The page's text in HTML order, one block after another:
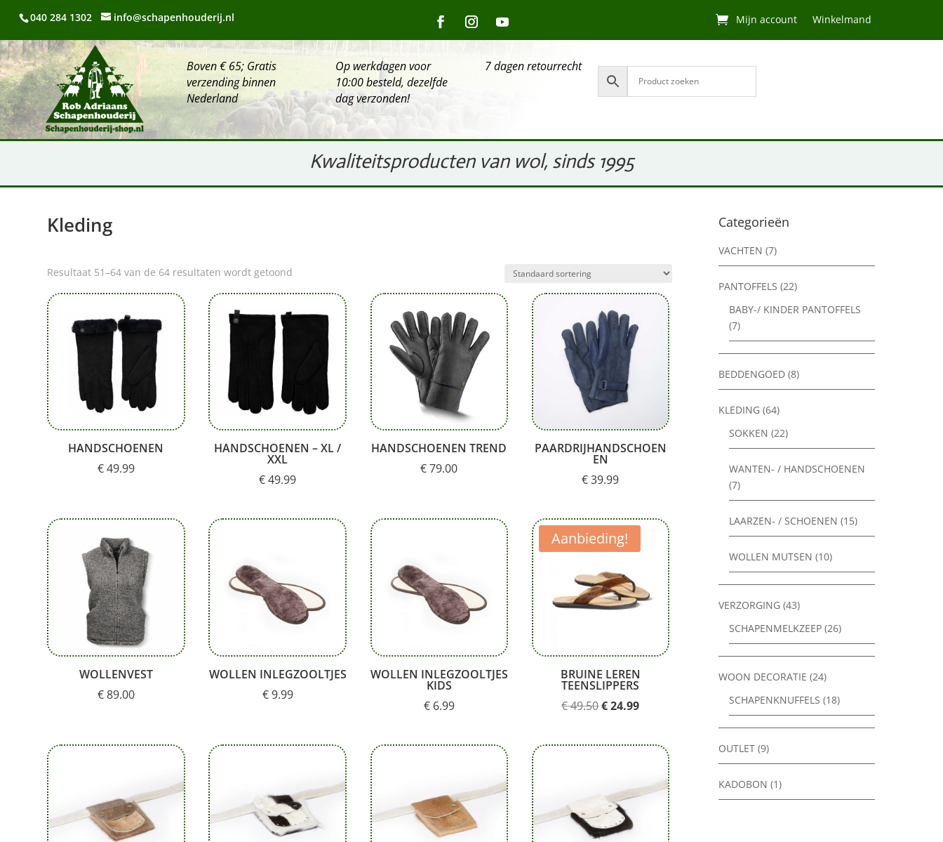
040 284 1302 info@schapenhouderij.nl Mijn account Winkelmand
Boven € 65; Gratis
verzending binnen
Nederland
Op werkdagen voor
10:00 besteld, dezelfde
dag verzonden!
7 dagen retourrecht
Kwaliteitsproducten van wol, sinds 1995
Kleding
Resultaat 51–64 van de 64 resultaten wordt getoond
HANDSCHOENEN
€49.99
HANDSCHOENEN – XL /
XXL
€49.99
HANDSCHOENEN TREND
€79.00
PAARDRIJHANDSCHOEN
EN
€39.99
WOLLENVEST
€89.00
WOLLEN INLEGZOOLTJES
€9.99
WOLLEN INLEGZOOLTJES
KIDS
€6.99
Aanbieding!
BRUINE LEREN
TEENSLIPPERS
€49.50Oorspronkelijke
was:
€24.99Huidige
is:
€ 24.99.
Categorieën
VACHTEN (7)
PANTOFFELS (22)
BABY-/ KINDER PANTOFFELS
(7)
BEDDENGOED (8)
KLEDING (64)
SOKKEN (22)
WANTEN- / HANDSCHOENEN
(7)
LAARZEN- / SCHOENEN (15)
WOLLEN MUTSEN (10)
VERZORGING (43)
SCHAPENMELKZEEP (26)
WOON DECORATIE (24)
SCHAPENKNUFFELS (18)
OUTLET (9)
KADOBON (1)